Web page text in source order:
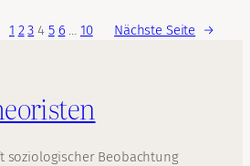
1 2 3 4 5 6 … 10 Nächste Seite →
soziologischer Beobachtung